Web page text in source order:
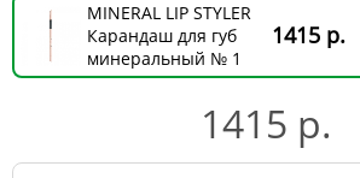
MINERAL LIP STYLER
Карандаш для губ
минеральный № 1
1415 р.
1415 р.